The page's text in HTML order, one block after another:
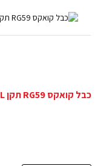
כבל קואקס RG59 תקן MIL במטרץ